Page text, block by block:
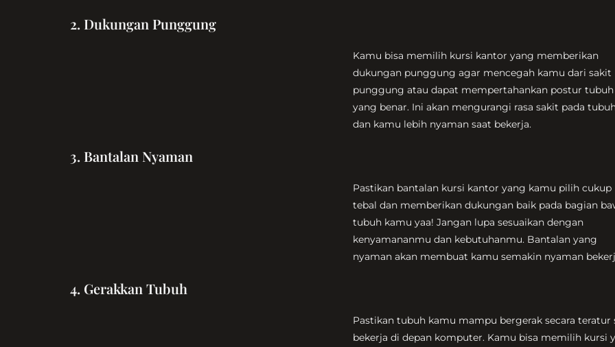
2. Dukungan Punggung
Kamu bisa memilih kursi kantor yang memberikan
dukungan punggung agar mencegah kamu dari sakit
punggung atau dapat mempertahankan postur tubuh
yang benar. Ini akan mengurangi rasa sakit pada
dan kamu lebih nyaman saat bekerja.
3. Bantalan Nyaman
Pastikan bantalan kursi kantor yang kamu pilih cukup
tebal dan memberikan dukungan baik pada bagian
tubuh kamu yaa! Jangan lupa sesuaikan dengan
kenyamananmu dan kebutuhanmu. Bantalan yang
nyaman akan membuat kamu semakin nyaman
4. Gerakkan Tubuh
Pastikan tubuh kamu mampu bergerak secara teratur
bekerja di depan komputer. Kamu bisa memilih kursi